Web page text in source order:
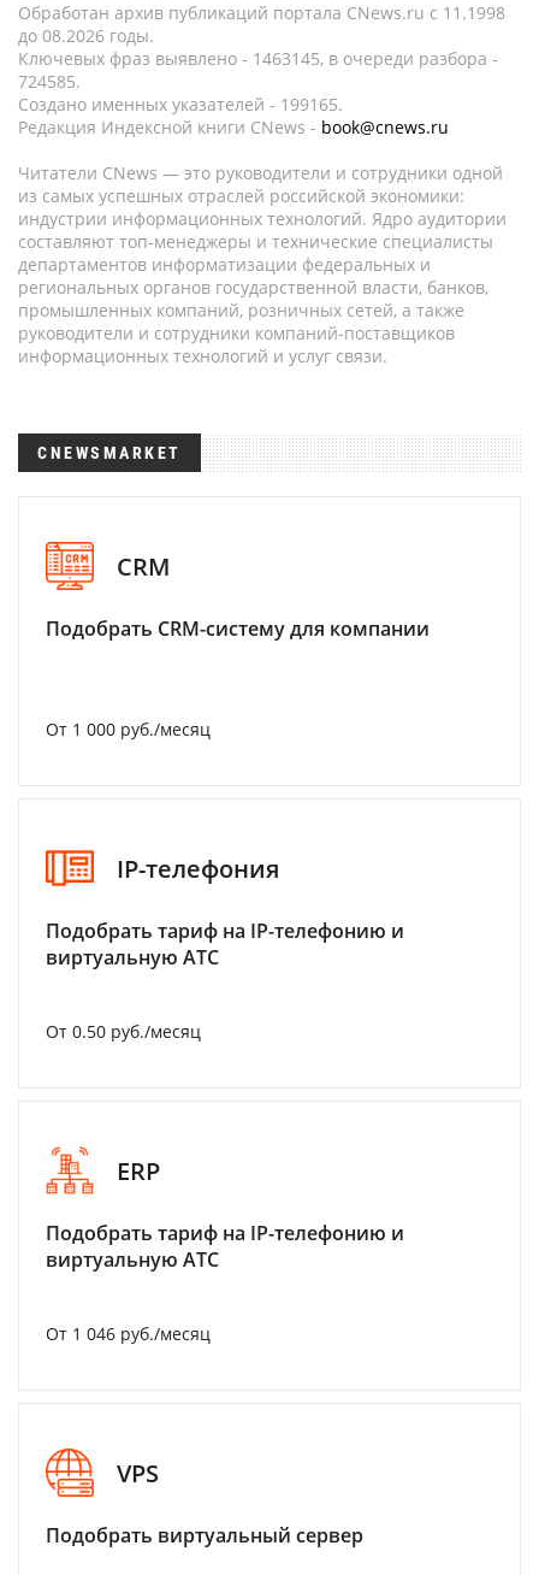
Обработан архив публикаций портала CNews.ru c 11.1998
до 08.2026 годы.
Ключевых фраз выявлено - 1463145, в очереди разбора -
724585.
Создано именных указателей - 199165.
Редакция Индексной книги CNews - book@cnews.ru
Читатели CNews — это руководители и сотрудники одной
из самых успешных отраслей российской экономики:
индустрии информационных технологий. Ядро аудитории
составляют топ-менеджеры и технические специалисты
департаментов информатизации федеральных и
региональных органов государственной власти, банков,
промышленных компаний, розничных сетей, а также
руководители и сотрудники компаний-поставщиков
информационных технологий и услуг связи.
CNEWSMARKET
CRM
Подобрать CRM-систему для компании
От 1 000 руб./месяц
IP-телефония
Подобрать тариф на IP-телефонию и
виртуальную АТС
От 0.50 руб./месяц
ERP
Подобрать тариф на IP-телефонию и
виртуальную АТС
От 1 046 руб./месяц
VPS
Подобрать виртуальный сервер